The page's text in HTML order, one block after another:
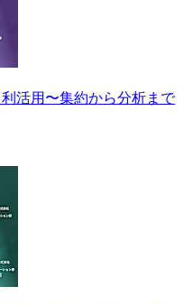
活用〜集約から分析まで